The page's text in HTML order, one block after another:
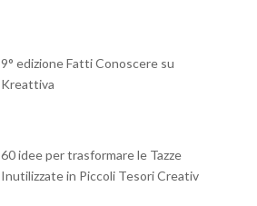
9° edizione Fatti Conoscere su
Kreattiva
60 idee per trasformare le Tazze
Inutilizzate in Piccoli Tesori Creativi